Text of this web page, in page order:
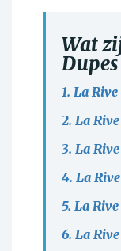
Wat
1. La Rive
2. La
3. La
4. La
5. La
6. La